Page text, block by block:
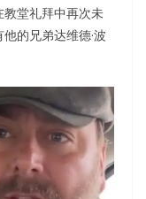
堂礼拜中再次未
的兄弟达维德·波